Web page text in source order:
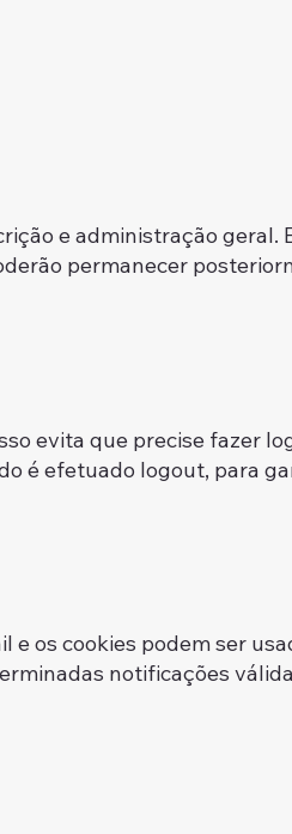
e administração geral.
permanecer
evita que precise fazer
é efetuado logout, para
login.
os cookies podem ser
notificações